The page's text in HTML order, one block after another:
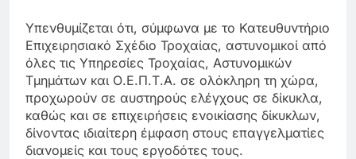
Υπενθυμίζεται ότι, σύμφωνα με το Κατευθυντήριο
Επιχειρησιακό Σχέδιο Τροχαίας, αστυνομικοί από
όλες τις Υπηρεσίες Τροχαίας, Αστυνομικών
Τμημάτων και Ο.Ε.Π.Τ.Α. σε ολόκληρη τη χώρα,
προχωρούν σε αυστηρούς ελέγχους σε δίκυκλα,
καθώς και σε επιχειρήσεις ενοικίασης δίκυκλων,
δίνοντας ιδιαίτερη έμφαση στους επαγγελματίες
διανομείς και τους εργοδότες τους.